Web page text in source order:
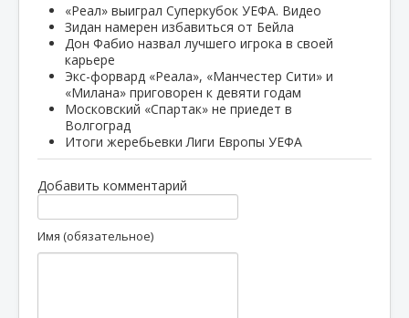
«Реал» выиграл Суперкубок УЕФА. Видео
Зидан намерен избавиться от Бейла
Дон Фабио назвал лучшего игрока в своей
карьере
Экс-форвард «Реала», «Манчестер Сити» и
«Милана» приговорен к девяти годам
Московский «Спартак» не приедет в
Волгоград
Итоги жеребьевки Лиги Европы УЕФА
Добавить комментарий
Имя (обязательное)